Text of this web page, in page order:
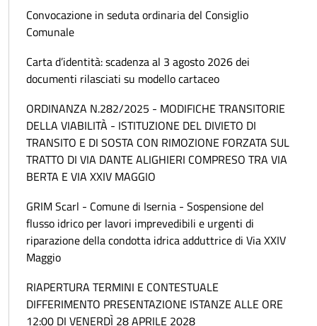
Convocazione in seduta ordinaria del Consiglio
Comunale
Carta d’identità: scadenza al 3 agosto 2026 dei
documenti rilasciati su modello cartaceo
ORDINANZA N.282/2025 - MODIFICHE TRANSITORIE
DELLA VIABILITÀ - ISTITUZIONE DEL DIVIETO DI
TRANSITO E DI SOSTA CON RIMOZIONE FORZATA SUL
TRATTO DI VIA DANTE ALIGHIERI COMPRESO TRA VIA
BERTA E VIA XXIV MAGGIO
GRIM Scarl - Comune di Isernia - Sospensione del
flusso idrico per lavori imprevedibili e urgenti di
riparazione della condotta idrica adduttrice di Via XXIV
Maggio
RIAPERTURA TERMINI E CONTESTUALE
DIFFERIMENTO PRESENTAZIONE ISTANZE ALLE ORE
12:00 DI VENERDÌ 28 APRILE 2028